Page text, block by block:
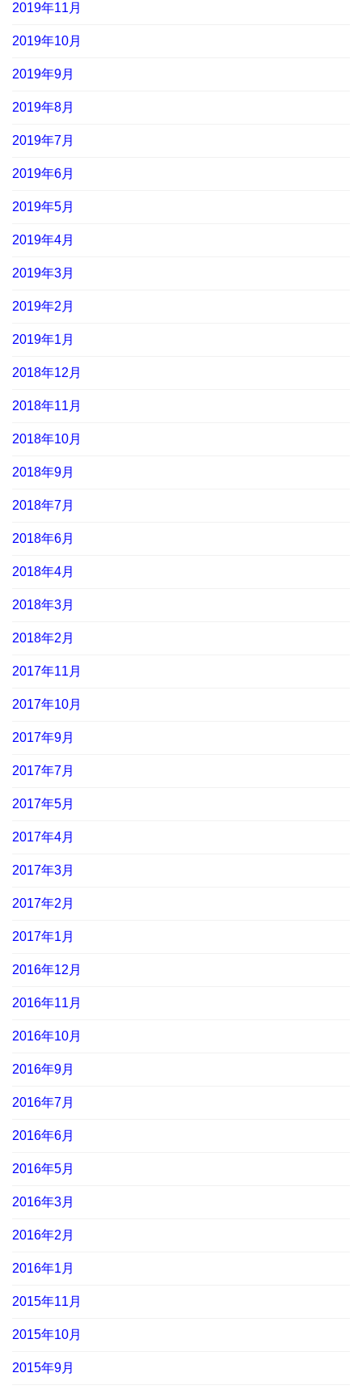
2019年11月
2019年10月
2019年9月
2019年8月
2019年7月
2019年6月
2019年5月
2019年4月
2019年3月
2019年2月
2019年1月
2018年12月
2018年11月
2018年10月
2018年9月
2018年7月
2018年6月
2018年4月
2018年3月
2018年2月
2017年11月
2017年10月
2017年9月
2017年7月
2017年5月
2017年4月
2017年3月
2017年2月
2017年1月
2016年12月
2016年11月
2016年10月
2016年9月
2016年7月
2016年6月
2016年5月
2016年3月
2016年2月
2016年1月
2015年11月
2015年10月
2015年9月